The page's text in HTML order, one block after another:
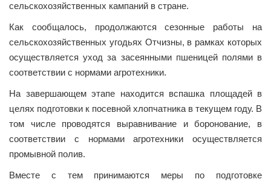
сельскохозяйственных кампаний в стране.
Как сообщалось, продолжаются сезонные работы на
сельскохозяйственных угодьях Отчизны, в рамках которых
осуществляется уход за засеянными пшеницей полями в
соответствии с нормами агротехники.
На завершающем этапе находится вспашка площадей в
целях подготовки к посевной хлопчатника в текущем году. В
том числе проводятся выравнивание и боронование, в
соответствии с нормами агротехники осуществ­ляется
промывной полив.
Вместе с тем принимаются меры по подготовке